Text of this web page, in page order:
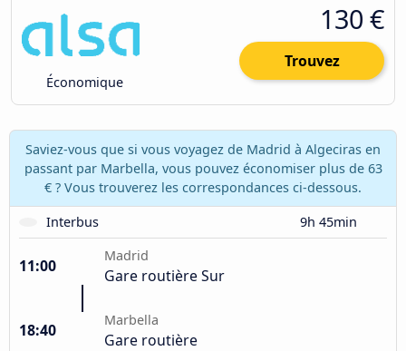
Économique
130 €
Trouvez
Saviez-vous que si vous voyagez de Madrid à Algeciras en
passant par Marbella, vous pouvez économiser plus de 63
€ ? Vous trouverez les correspondances ci-dessous.
Interbus
9h 45min
11:00
Madrid
Gare routière Sur
18:40
Marbella
Gare routière